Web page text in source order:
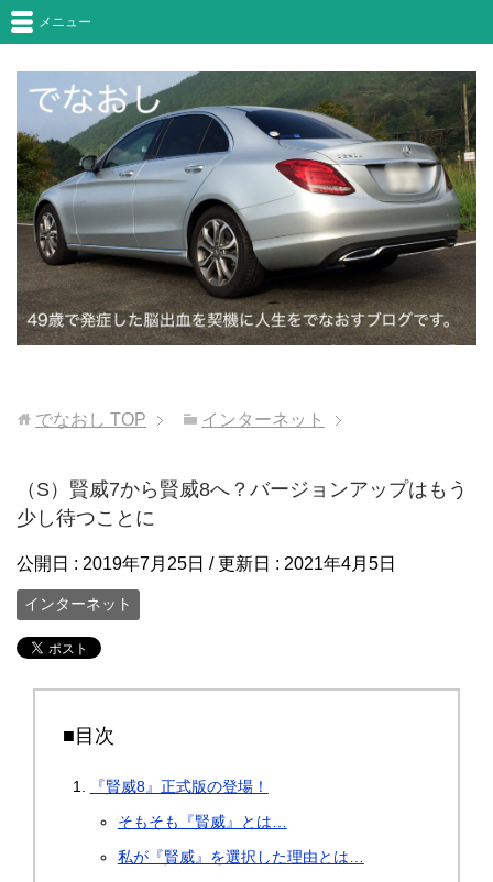
メニュー
でなおし TOP インターネット
（S）賢威7から賢威8へ？バージョンアップはもう
少し待つことに
公開日 : 2019年7月25日 / 更新日 : 2021年4月5日
インターネット
■目次
『賢威8』正式版の登場！
そもそも『賢威』とは…
私が『賢威』を選択した理由とは…